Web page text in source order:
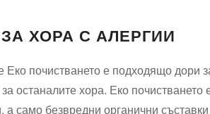
ХОРА С АЛЕРГИИ
Еко почистването е подходящо дори
останалите хора. Еко
а само безвредни органични